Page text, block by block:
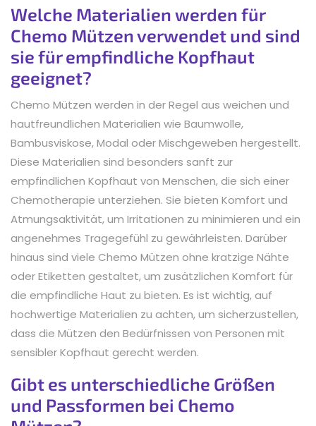
Welche Materialien werden für
Chemo Mützen verwendet und sind
sie für empfindliche Kopfhaut
geeignet?
Chemo Mützen werden in der Regel aus weichen und
hautfreundlichen Materialien wie Baumwolle,
Bambusviskose, Modal oder Mischgeweben hergestellt.
Diese Materialien sind besonders sanft zur
empfindlichen Kopfhaut von Menschen, die sich einer
Chemotherapie unterziehen. Sie bieten Komfort und
Atmungsaktivität, um Irritationen zu minimieren und ein
angenehmes Tragegefühl zu gewährleisten. Darüber
hinaus sind viele Chemo Mützen ohne kratzige Nähte
oder Etiketten gestaltet, um zusätzlichen Komfort für
die empfindliche Haut zu bieten. Es ist wichtig, auf
hochwertige Materialien zu achten, um sicherzustellen,
dass die Mützen den Bedürfnissen von Personen mit
sensibler Kopfhaut gerecht werden.
Gibt es unterschiedliche Größen
und Passformen bei Chemo